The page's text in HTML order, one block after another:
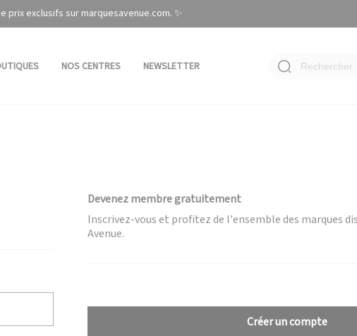
prix exclusifs sur marquesavenue.com. ✨
NOS CENTRES NEWSLETTER Rechercher
Devenez membre gratuitement
Inscrivez-vous et profitez de l'ensemble des marques
Avenue.
Créer un compte